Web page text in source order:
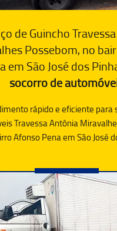
de Guincho
Possebom, no
em São José dos
socorro de
rápido e eficiente para
Travessa Antônia
Afonso Pena em São José